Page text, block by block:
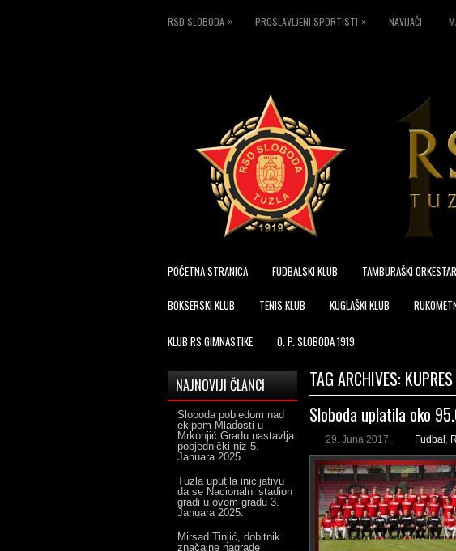
RSD SLOBODA » PROSLAVLJENI SPORTISTI » NAVIJAČI
POČETNA STRANICA FUDBALSKI KLUB TAMBURAŠKI ORKESTAR
BOKSERSKI KLUB TENIS KLUB KUGLAŠKI KLUB
KLUB RS GIMNASTIKE O. P. SLOBODA 1919
TAG ARCHIVES: KUPRES
Sloboda uplatila oko
29. Juna 2017. Fudbal ,
NAJNOVIJI ČLANCI
Sloboda pobjedom nad
ekipom Mladosti u
Mrkonjić Gradu nastavlja
pobjednički niz 5.
Januara 2025.
Tuzla uputila inicijativu
da se Nacionalni stadion
gradi u ovom gradu 3.
Januara 2025.
Mirsad Tinjić, dobitnik
značajne nagrade